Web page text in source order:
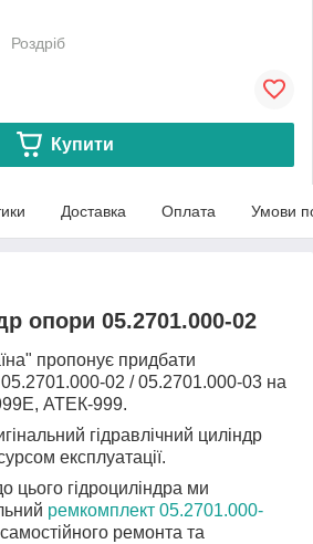
Роздріб
Купити
Доставка Оплата Умови
опори 05.2701.000-02
пропонує придбати
05.2701.000-02 / 05.2701.000-03 на
АТЕК-999.
гідравлічний циліндр
експлуатації.
цього гідроциліндра ми
ремкомплект 05.2701.000-
ремонта та